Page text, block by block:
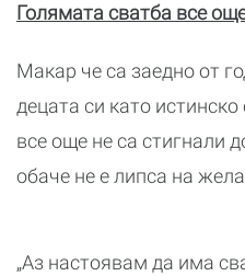
Голямата сватба все
Макар че са заедно от
децата си като
все още не са стигнали
обаче не е липса на
„Аз настоявам да има